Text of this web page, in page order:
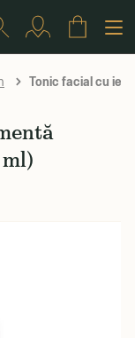
Tonic facial cu